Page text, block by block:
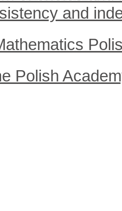
and
Polish